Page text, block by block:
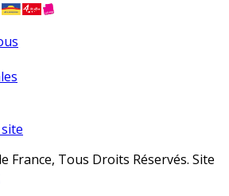
France, Tous Droits Réservés. Site